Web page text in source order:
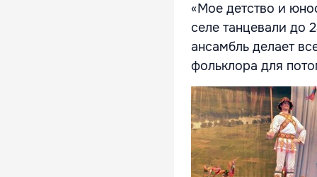
«Мое детство и
селе танцевали до
ансамбль делает
фольклора для